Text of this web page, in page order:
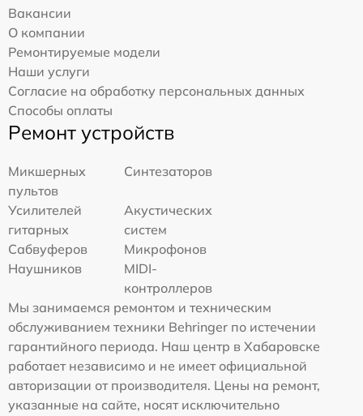
Вакансии
О компании
Ремонтируемые модели
Наши услуги
Согласие на обработку персональных данных
Способы оплаты
Ремонт устройств
Микшерных
пультов
Синтезаторов
Усилителей
гитарных
Акустических
систем
Сабвуферов
Микрофонов
Наушников
MIDI-
контроллеров
Мы занимаемся ремонтом и техническим
обслуживанием техники Behringer по истечении
гарантийного периода. Наш центр в Хабаровске
работает независимо и не имеет официальной
авторизации от производителя. Цены на ремонт,
указанные на сайте, носят исключительно